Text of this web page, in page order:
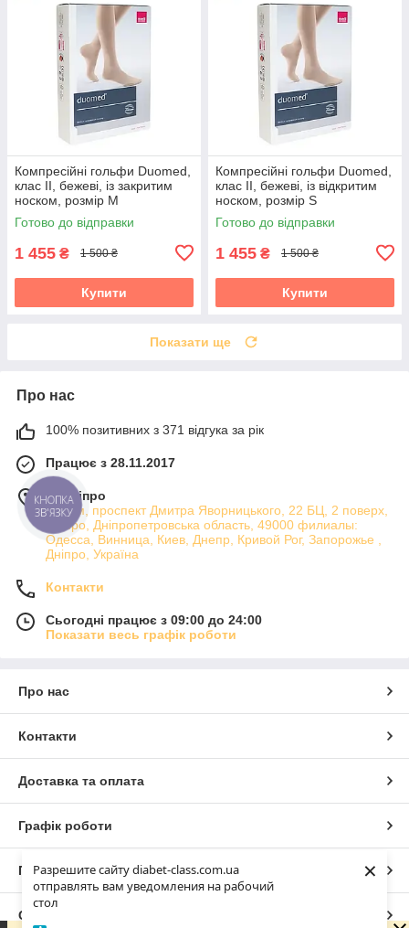
Разрешите сайту diabet-class.com.ua
отправлять вам уведомления на рабочий
стол
×
Компресійні гольфи Duomed,
клас II, бежеві, із закритим
носком, розмір M
(V240013000)
Готово до відправки
1 455 ₴ 1 500 ₴
Купити
Компресійні гольфи Duomed,
клас II, бежеві, із відкритим
носком, розмір S
(V240002000)
Готово до відправки
1 455 ₴ 1 500 ₴
Купити
Показати ще
Про нас
100% позитивних з 371 відгука за рік
Працює з 28.11.2017
м. Дніпро
Атріум, проспект Дмитра Яворницького, 22 БЦ, 2 поверх,
Дніпро, Дніпропетровська область, 49000 филиалы:
Одесса, Винница, Киев, Днепр, Кривой Рог, Запорожье ,
Дніпро, Україна
Контакти
Сьогодні працює з 09:00 до 24:00
Показати весь графік роботи
Про нас
Контакти
Доставка та оплата
Графік роботи
Повна версія сайту
Сайт створено на маркетплейсі
КНОПКА
ЗВ'ЯЗКУ